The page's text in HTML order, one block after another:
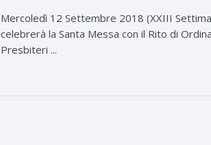
Mercoledì 12 Settembre 2018 (XXIII
celebrerà la Santa Messa con il Rito di
Presbiteri ...